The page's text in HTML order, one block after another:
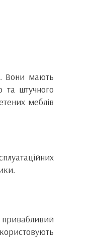
. Вони мають
та штучного
меблів
привабливий